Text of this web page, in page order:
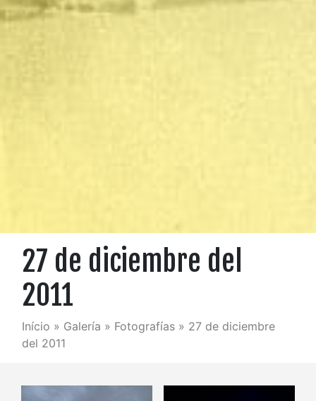
27 de diciembre del
2011
Início » Galería » Fotografías » 27 de diciembre
del 2011